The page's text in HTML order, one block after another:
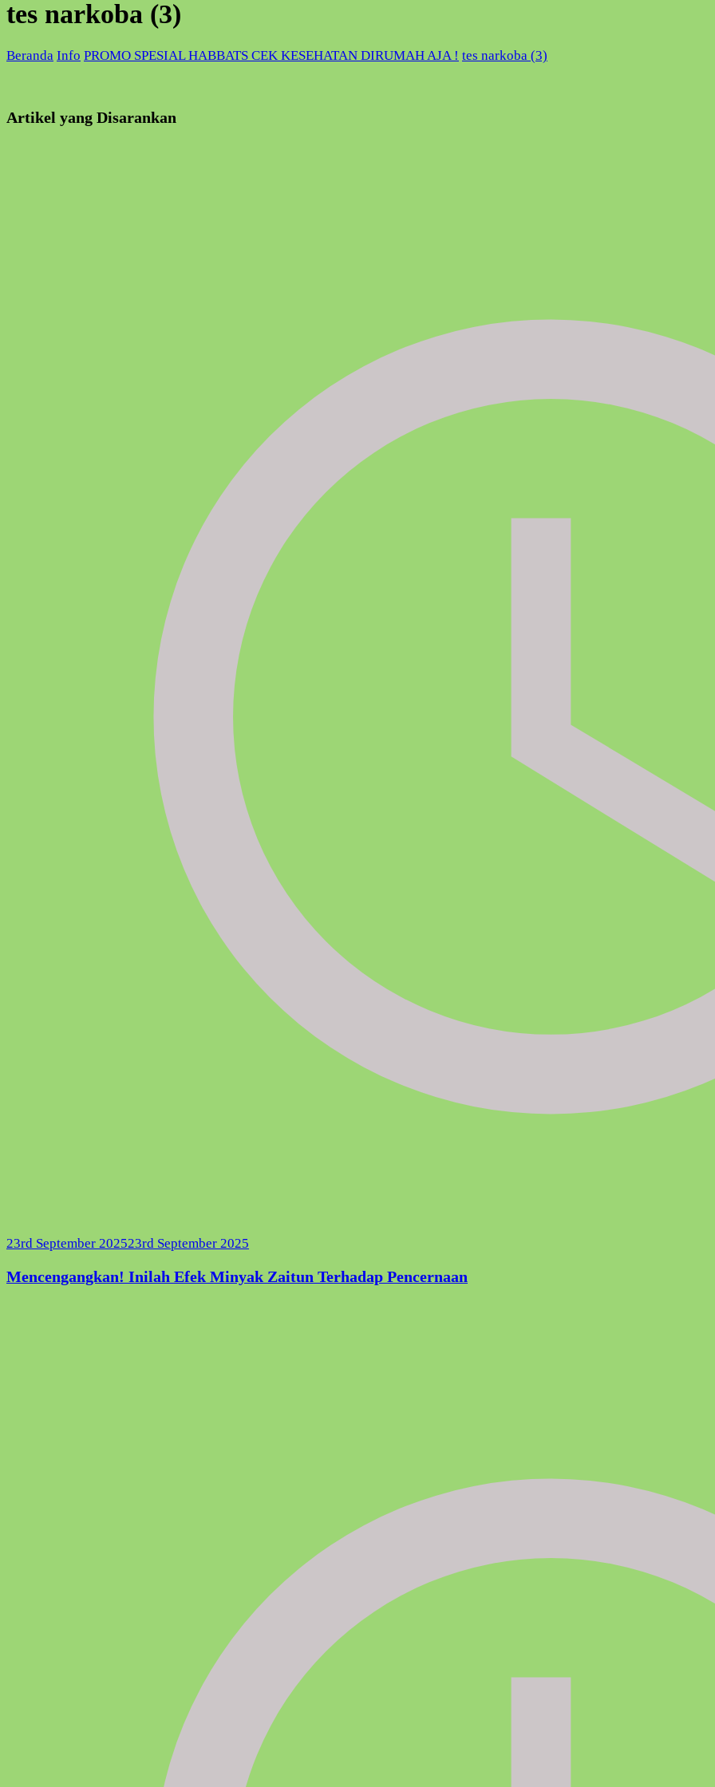
tes narkoba (3)
Beranda Info PROMO SPESIAL HABBATS CEK KESEHATAN DIRUMAH AJA ! tes narkoba (3)
Artikel yang Disarankan
23rd September 202523rd September 2025
Mencengangkan! Inilah Efek Minyak Zaitun Terhadap Pencernaan